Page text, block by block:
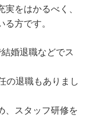
をはかるべく、
方です。
婚退職などでス
の退職もありまし
、スタッフ研修を